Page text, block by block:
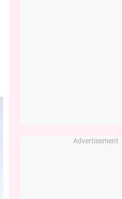
Advertisement